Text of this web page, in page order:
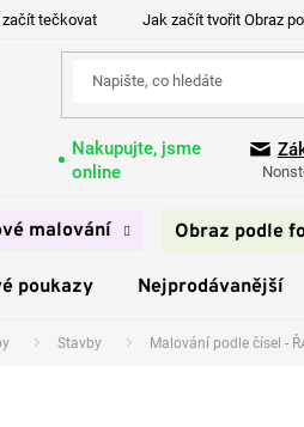
tečkovat Jak začít tvořit Obraz
Nakupujte, jsme
online
malování Obraz podle
poukazy Nejprodávanější
Stavby Malování podle čísel -